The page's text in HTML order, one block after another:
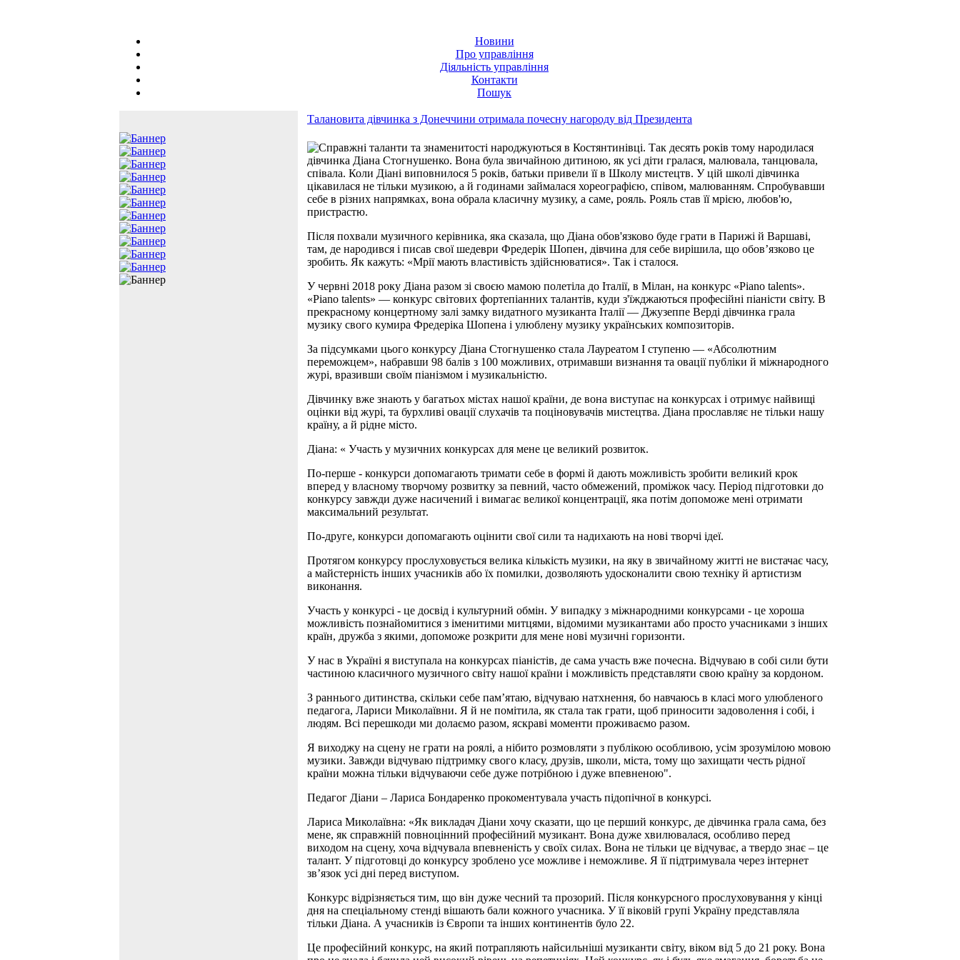
Новини
Про управління
Діяльність управління
Контакти
Пошук
Талановита дівчинка з Донеччини отримала почесну нагороду від Президента
Справжні таланти та знаменитості народжуються в Костянтинівці. Так десять років тому народилася
дівчинка Діана Стогнушенко. Вона була звичайною дитиною, як усі діти гралася, малювала, танцювала,
співала. Коли Діані виповнилося 5 років, батьки привели її в Школу мистецтв. У цій школі дівчинка
цікавилася не тільки музикою, а й годинами займалася хореографією, співом, малюванням. Спробувавши
себе в різних напрямках, вона обрала класичну музику, а саме, рояль. Рояль став її мрією, любов'ю,
пристрастю.
Після похвали музичного керівника, яка сказала, що Діана обов'язково буде грати в Парижі й Варшаві,
там, де народився і писав свої шедеври Фредерік Шопен, дівчина для себе вирішила, що обов’язково це
зробить. Як кажуть: «Мрії мають властивість здійснюватися». Так і сталося.
У червні 2018 року Діана разом зі своєю мамою полетіла до Італії, в Мілан, на конкурс «Piano talents».
«Piano talents» — конкурс світових фортепіанних талантів, куди з'їжджаються професійні піаністи світу. В
прекрасному концертному залі замку видатного музиканта Італії — Джузеппе Верді дівчинка грала
музику свого кумира Фредеріка Шопена і улюблену музику українських композиторів.
За підсумками цього конкурсу Діана Стогнушенко стала Лауреатом І ступеню — «Абсолютним
переможцем», набравши 98 балів з 100 можливих, отримавши визнання та овації публіки й міжнародного
журі, вразивши своїм піанізмом і музикальністю.
Дівчинку вже знають у багатьох містах нашої країни, де вона виступає на конкурсах і отримує найвищі
оцінки від журі, та бурхливі овації слухачів та поціновувачів мистецтва. Діана прославляє не тільки нашу
країну, а й рідне місто.
Діана: « Участь у музичних конкурсах для мене це великий розвиток.
По-перше - конкурси допомагають тримати себе в формі й дають можливість зробити великий крок
вперед у власному творчому розвитку за певний, часто обмежений, проміжок часу. Період підготовки до
конкурсу завжди дуже насичений і вимагає великої концентрації, яка потім допоможе мені отримати
максимальний результат.
По-друге, конкурси допомагають оцінити свої сили та надихають на нові творчі ідеї.
Протягом конкурсу прослуховується велика кількість музики, на яку в звичайному житті не вистачає часу,
а майстерність інших учасників або їх помилки, дозволяють удосконалити свою техніку й артистизм
виконання.
Участь у конкурсі - це досвід і культурний обмін. У випадку з міжнародними конкурсами - це хороша
можливість познайомитися з іменитими митцями, відомими музикантами або просто учасниками з інших
країн, дружба з якими, допоможе розкрити для мене нові музичні горизонти.
У нас в Україні я виступала на конкурсах піаністів, де сама участь вже почесна. Відчуваю в собі сили бути
частиною класичного музичного світу нашої країни і можливість представляти свою країну за кордоном.
З раннього дитинства, скільки себе пам’ятаю, відчуваю натхнення, бо навчаюсь в класі мого улюбленого
педагога, Лариси Миколаївни. Я й не помітила, як стала так грати, щоб приносити задоволення і собі, і
людям. Всі перешкоди ми долаємо разом, яскраві моменти проживаємо разом.
Я виходжу на сцену не грати на роялі, а нібито розмовляти з публікою особливою, усім зрозумілою мовою
музики. Завжди відчуваю підтримку свого класу, друзів, школи, міста, тому що захищати честь рідної
країни можна тільки відчуваючи себе дуже потрібною і дуже впевненою".
Педагог Діани – Лариса Бондаренко прокоментувала участь підопічної в конкурсі.
Лариса Миколаївна: «Як викладач Діани хочу сказати, що це перший конкурс, де дівчинка грала сама, без
мене, як справжній повноцінний професійний музикант. Вона дуже хвилювалася, особливо перед
виходом на сцену, хоча відчувала впевненість у своїх силах. Вона не тільки це відчуває, а твердо знає – це
талант. У підготовці до конкурсу зроблено усе можливе і неможливе. Я її підтримувала через інтернет
зв’язок усі дні перед виступом.
Конкурс відрізняється тим, що він дуже чесний та прозорий. Після конкурсного прослуховування у кінці
дня на спеціальному стенді вішають бали кожного учасника. У її віковій групі Україну представляла
тільки Діана. А учасників із Європи та інших континентів було 22.
Це професійний конкурс, на який потрапляють найсильніші музиканти світу, віком від 5 до 21 року. Вона